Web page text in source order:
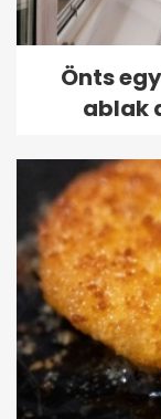
Önts
ablak